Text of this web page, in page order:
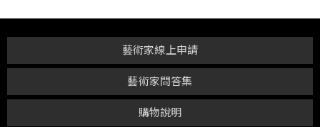
購物說明
藝術家問答集
藝術家線上申請